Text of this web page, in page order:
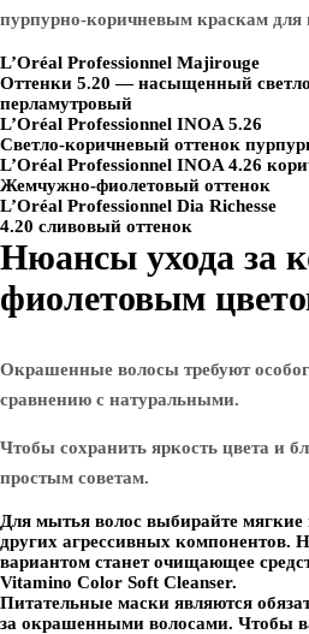
пурпурно-коричневым краскам для
L’Oréal Professionnel Majirouge
Оттенки 5.20 — насыщенный
перламутровый
L’Oréal Professionnel INOA 5.26
Светло-коричневый оттенок
L’Oréal Professionnel INOA 4.26
Жемчужно-фиолетовый оттенок
L’Oréal Professionnel Dia Richesse
4.20 сливовый оттенок
Нюансы ухода за
фиолетовым
Окрашенные волосы требуют
сравнению с натуральными.
Чтобы сохранить яркость цвета и
простым советам.
Для мытья волос выбирайте
других агрессивных компонентов.
вариантом станет очищающее
Vitamino Color Soft Cleanser.
Питательные маски являются
за окрашенными волосами. Чтобы